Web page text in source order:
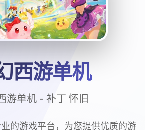
西游单机
游单机 - 补丁 怀旧
的游戏平台，为您提供优质的游